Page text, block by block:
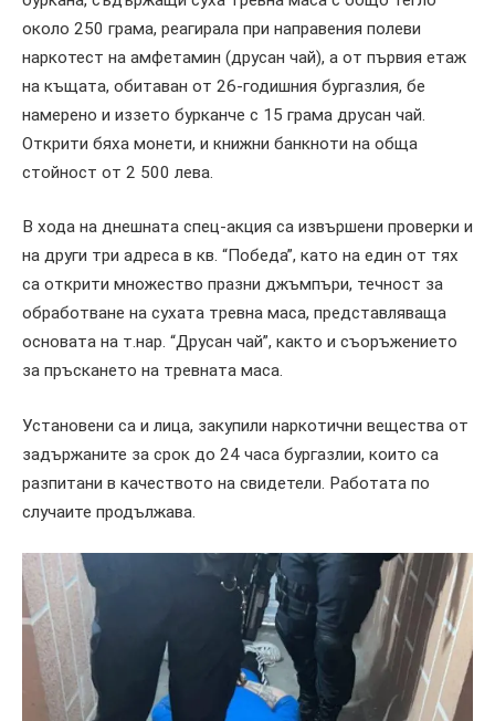
около 250 грама, реагирала при направения полеви
наркотест на амфетамин (друсан чай), а от първия етаж
на къщата, обитаван от 26-годишния бургазлия, бе
намерено и иззето бурканче с 15 грама друсан чай.
Открити бяха монети, и книжни банкноти на обща
стойност от 2 500 лева.
В хода на днешната спец-акция са извършени проверки и
на други три адреса в кв. “Победа”, като на един от тях
са открити множество празни джъмпъри, течност за
обработване на сухата тревна маса, представляваща
основата на т.нар. “Друсан чай”, както и съоръжението
за пръскането на тревната маса.
Установени са и лица, закупили наркотични вещества от
задържаните за срок до 24 часа бургазлии, които са
разпитани в качеството на свидетели. Работата по
случаите продължава.